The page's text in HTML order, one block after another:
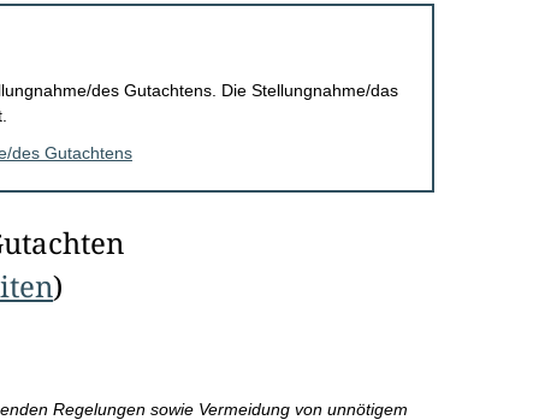
des Gutachtens. Die Stellungnahme/das
des Gutachtens
)
Regelungen sowie Vermeidung von unnötigem